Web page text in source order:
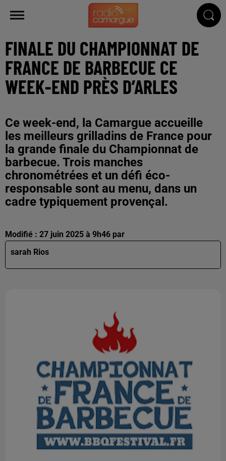
FINALE DU CHAMPIONNAT DE
FRANCE DE BARBECUE CE
WEEK-END PRÈS D’ARLES
Ce week-end, la Camargue accueille
les meilleurs grilladins de France pour
la grande finale du Championnat de
barbecue. Trois manches
chronométrées et un défi éco-
responsable sont au menu, dans un
cadre typiquement provençal.
Modifié : 27 juin 2025 à 9h46 par
sarah Rios